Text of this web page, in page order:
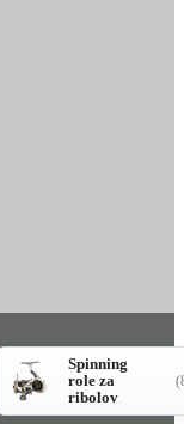
Spinning
role za
ribolov